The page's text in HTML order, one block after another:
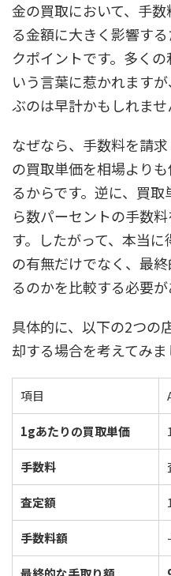
金の買取において、手
る金額に大きく影響す
クポイントです。多く
いう言葉に惹かれます
ぶのは早計かもしれませ
なぜなら、手数料を請
の買取単価を相場より
るからです。逆に、買
ら数パーセントの手数
す。したがって、本当
の有無だけでなく、最
るのかを比較する必要が
具体的に、以下の2つの
却する場合を考えてみま
項目
1gあたりの買取単価
手数料
査定額
手数料額